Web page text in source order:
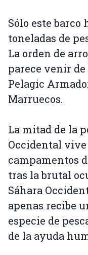
Sólo este barco
toneladas de
La orden de
parece venir de
Pelagic
Marruecos.
La mitad de la
Occidental vive
campamentos
tras la brutal
Sáhara
apenas recibe
especie de
de la ayuda